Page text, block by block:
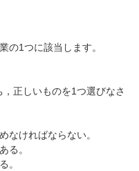
の1つに該当します。
正しいものを1つ選びなさ
ければならない。
る。
。